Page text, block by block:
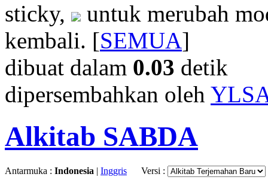
sticky,
untuk merubah
kembali. [SEMUA]
dibuat dalam 0.03 detik
dipersembahkan oleh
Alkitab SABDA
Antarmuka : Indonesia | Inggris Versi :